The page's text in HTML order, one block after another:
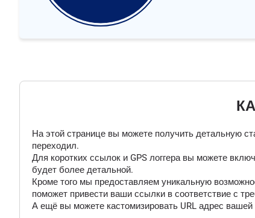
На этой странице вы можете получить детальную
переходил.
Для коротких ссылок и GPS логгера вы можете
будет более детальной.
Кроме того мы предоставляем уникальную
поможет привести ваши ссылки в соответствие с
А ещё вы можете кастомизировать URL адрес вашей